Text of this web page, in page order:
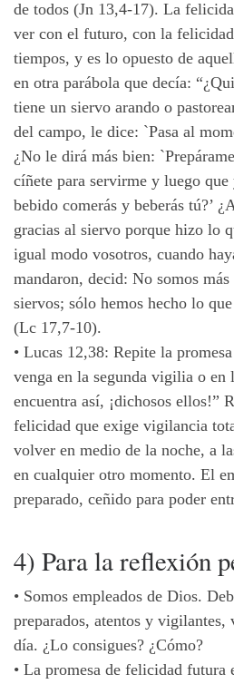
de todos (Jn 13,4-17). La
ver con el futuro, con la
tiempos, y es lo opuesto de
en otra parábola que decía:
tiene un siervo arando o
del campo, le dice: `Pasa al
¿No le dirá más bien:
cíñete para servirme y luego
bebido comerás y beberás tú?’
gracias al siervo porque hizo lo
igual modo vosotros, cuando
mandaron, decid: No somos más
siervos; sólo hemos hecho lo
(Lc 17,7-10).
• Lucas 12,38: Repite la
venga en la segunda vigilia o en
encuentra así, ¡dichosos ellos!”
felicidad que exige vigilancia
volver en medio de la noche, a
en cualquier otro momento. El
preparado, ceñido para poder
4) Para la reflexión
• Somos empleados de Dios.
preparados, atentos y vigilantes,
día. ¿Lo consigues? ¿Cómo?
• La promesa de felicidad futura